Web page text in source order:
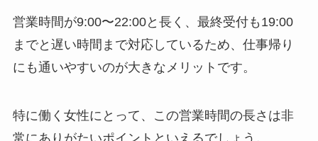
営業時間が9:00〜22:00と長く、最終受付も19:00
までと遅い時間まで対応しているため、仕事帰り
にも通いやすいのが大きなメリットです。
特に働く女性にとって、この営業時間の長さは非